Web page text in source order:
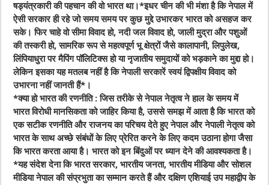
षड्यंत्रकारी की पहचान की वो भारत था।*इधर चीन की भी मंशा है कि नेपाल में
ऐसी सरकार ही रहे जो समय समय पर कुछ मुद्दे उभारकर भारत को असहज कर
सके। फिर चाहे वो सीमा विवाद हो, नदी जल विवाद हो, जाली मुद्रा और पशुओं
की तस्करी हो, सामरिक रूप से महत्वपूर्ण भू क्षेत्रों जैसे कालापानी, लिपुलेख,
लिंपियाधुरा पर मैपिंग पॉलिटिक्स हो या नृजातीय समुदायों को भड़काने का मुद्दा हो।
लेकिन इसका यह मतलब नहीं है कि नेपाली सरकारें स्वयं द्विपक्षीय विवाद को
उभारना नहीं जानती हैं*।
*क्या हो भारत की रणनीति : जिस तरीके से नेपाल नेतृत्व ने हाल के समय में
भारत विरोधी मानसिकता को जाहिर किया है, उससे समझ में आता है कि भारत को
एक सटीक रणनीति और राजनय का परिचय देते हुए नेपाल और नेपाली नेतृत्व को
भारत के साथ अच्छे संबंधों के लिए प्रेरित करने के लिए कदम उठाना होगा जैसा
कि भारत करता आया है। भारत को इन बिंदुओं पर ध्यान देने की आवश्यकता है।
*यह संदेश देना कि भारत सरकार, भारतीय जनता, भारतीय मीडिया और सोशल
मीडिया नेपाल की संप्रभुता का सम्मान करते हैं और दक्षिण एशियाई उप महाद्वीप के